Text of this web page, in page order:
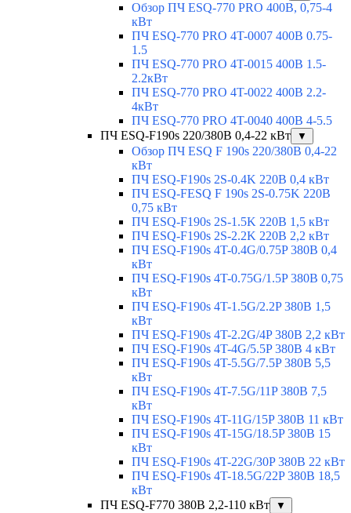
Обзор ПЧ ESQ-770 PRO 400В, 0,75-4
кВт
ПЧ ESQ-770 PRO 4T-0007 400В 0.75-
1.5
ПЧ ESQ-770 PRO 4T-0015 400В 1.5-
2.2кВт
ПЧ ESQ-770 PRO 4T-0022 400В 2.2-
4кВт
ПЧ ESQ-770 PRO 4T-0040 400В 4-5.5
ПЧ ESQ-F190s 220/380В 0,4-22 кВт
▼
Обзор ПЧ ESQ F 190s 220/380В 0,4-22
кВт
ПЧ ESQ-F190s 2S-0.4K 220В 0,4 кВт
ПЧ ESQ-FESQ F 190s 2S-0.75K 220В
0,75 кВт
ПЧ ESQ-F190s 2S-1.5K 220В 1,5 кВт
ПЧ ESQ-F190s 2S-2.2K 220В 2,2 кВт
ПЧ ESQ-F190s 4T-0.4G/0.75P 380В 0,4
кВт
ПЧ ESQ-F190s 4T-0.75G/1.5P 380В 0,75
кВт
ПЧ ESQ-F190s 4T-1.5G/2.2P 380В 1,5
кВт
ПЧ ESQ-F190s 4T-2.2G/4P 380В 2,2 кВт
ПЧ ESQ-F190s 4T-4G/5.5P 380В 4 кВт
ПЧ ESQ-F190s 4T-5.5G/7.5P 380В 5,5
кВт
ПЧ ESQ-F190s 4T-7.5G/11P 380В 7,5
кВт
ПЧ ESQ-F190s 4T-11G/15P 380В 11 кВт
ПЧ ESQ-F190s 4T-15G/18.5P 380В 15
кВт
ПЧ ESQ-F190s 4T-22G/30P 380В 22 кВт
ПЧ ESQ-F190s 4T-18.5G/22P 380В 18,5
кВт
ПЧ ESQ-F770 380В 2,2-110 кВт
▼